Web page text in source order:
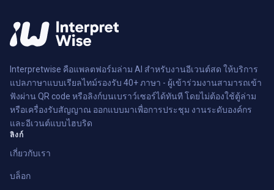
Interpretwise คือแพลตฟอร์มล่าม AI สำหรับงานอีเวนต์สด ให้บริการ
แปลภาษาแบบเรียลไทม์รองรับ 40+ ภาษา - ผู้เข้าร่วมงานสามารถเข้า
ฟังผ่าน QR code หรือลิงก์บนเบราว์เซอร์ได้ทันที โดยไม่ต้องใช้ตู้ล่าม
หรือเครื่องรับสัญญาณ ออกแบบมาเพื่อการประชุม งานระดับองค์กร
และอีเวนต์แบบไฮบริด
ลิงก์
เกี่ยวกับเรา
บล็อก